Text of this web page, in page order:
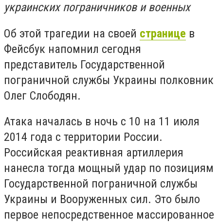
украинских пограничников и военных
Об этой трагедии на своей странице в
Фейсбук напомнил сегодня
представитель Государственной
пограничной службы Украины полковник
Олег Слободян.
Атака началась в ночь с 10 на 11 июля
2014 года с территории России.
Российская реактивная артиллерия
нанесла тогда мощный удар по позициям
Государственной пограничной службы
Украины и Вооруженных сил. Это было
первое непосредственное массированное